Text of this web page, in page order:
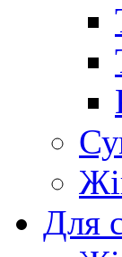
Для